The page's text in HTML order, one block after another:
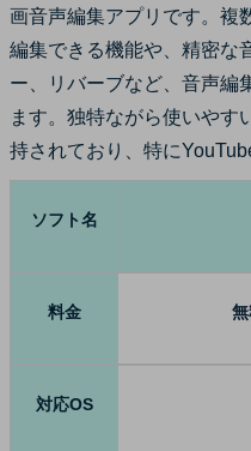
画音声編集アプリです。複
編集できる機能や、精密な
ー、リバーブなど、音声編
ます。独特ながら使いやす
持されており、特に
ソフト名
料金
対応OS